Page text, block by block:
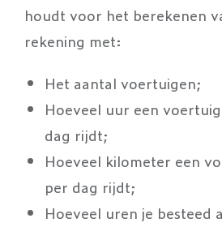
houdt voor het berekenen
rekening met:
Het aantal voertuigen;
Hoeveel uur een
dag rijdt;
Hoeveel kilometer een
per dag rijdt;
Hoeveel uren je besteed